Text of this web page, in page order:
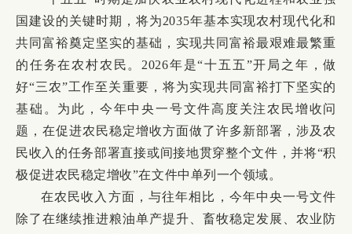
国建设的关键时期，将为2035年基本实现农村现代化和
共同富裕奠定坚实的基础，实现共同富裕最艰难最繁重
的任务在农村农民。2026年是“十五五”开局之年，做
好“三农”工作至关重要，将为实现共同富裕打下坚实的
基础。为此，今年中央一号文件高度关注农民增收问
题，在促进农民稳定增收方面做了许多新部署，涉及农
民收入的任务部署直接或间接地贯穿整个文件，并将“积
极促进农民稳定增收”在文件中单列一个领域。
在农民收入方面，与往年相比，今年中央一号文件
除了在继续推进粮油单产提升、畜牧稳定发展、农业防